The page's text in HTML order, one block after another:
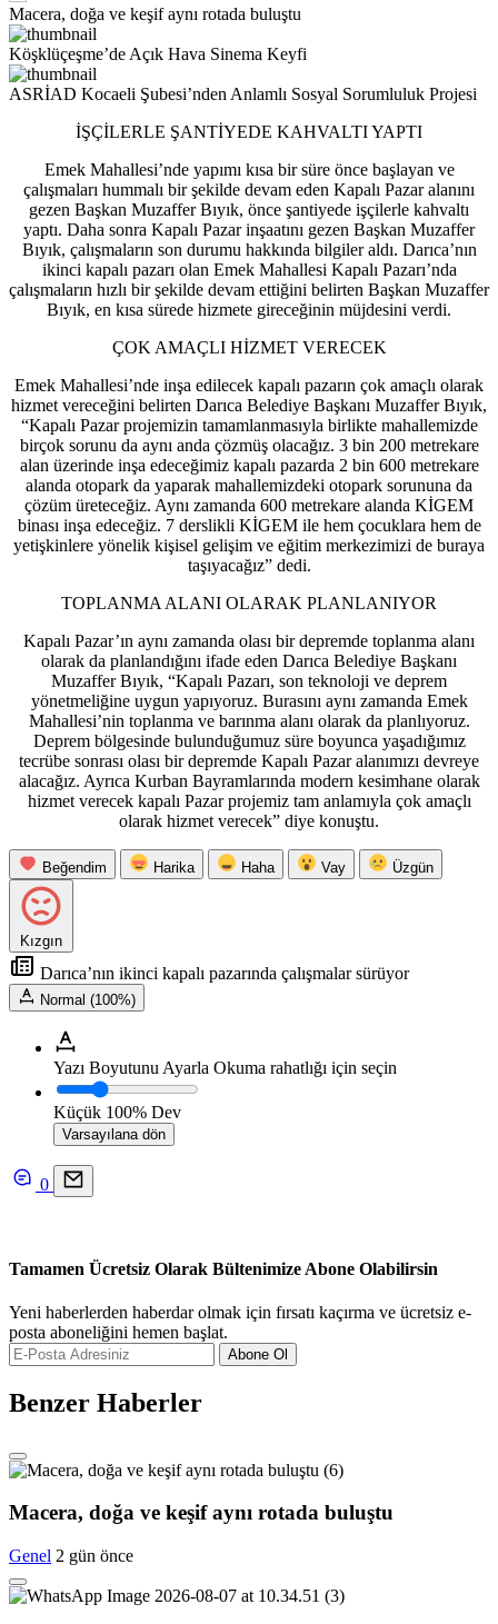
Macera, doğa ve keşif aynı rotada buluştu
Köşklüçeşme’de Açık Hava Sinema Keyfi
ASRİAD Kocaeli Şubesi’nden Anlamlı Sosyal Sorumluluk Projesi
İŞÇİLERLE ŞANTİYEDE KAHVALTI YAPTI
Emek Mahallesi’nde yapımı kısa bir süre önce başlayan ve
çalışmaları hummalı bir şekilde devam eden Kapalı Pazar alanını
gezen Başkan Muzaffer Bıyık, önce şantiyede işçilerle kahvaltı
yaptı. Daha sonra Kapalı Pazar inşaatını gezen Başkan Muzaffer
Bıyık, çalışmaların son durumu hakkında bilgiler aldı. Darıca’nın
ikinci kapalı pazarı olan Emek Mahallesi Kapalı Pazarı’nda
çalışmaların hızlı bir şekilde devam ettiğini belirten Başkan Muzaffer
Bıyık, en kısa sürede hizmete gireceğinin müjdesini verdi.
ÇOK AMAÇLI HİZMET VERECEK
Emek Mahallesi’nde inşa edilecek kapalı pazarın çok amaçlı olarak
hizmet vereceğini belirten Darıca Belediye Başkanı Muzaffer Bıyık,
“Kapalı Pazar projemizin tamamlanmasıyla birlikte mahallemizde
birçok sorunu da aynı anda çözmüş olacağız. 3 bin 200 metrekare
alan üzerinde inşa edeceğimiz kapalı pazarda 2 bin 600 metrekare
alanda otopark da yaparak mahallemizdeki otopark sorununa da
çözüm üreteceğiz. Aynı zamanda 600 metrekare alanda KİGEM
binası inşa edeceğiz. 7 derslikli KİGEM ile hem çocuklara hem de
yetişkinlere yönelik kişisel gelişim ve eğitim merkezimizi de buraya
taşıyacağız” dedi.
TOPLANMA ALANI OLARAK PLANLANIYOR
Kapalı Pazar’ın aynı zamanda olası bir depremde toplanma alanı
olarak da planlandığını ifade eden Darıca Belediye Başkanı
Muzaffer Bıyık, “Kapalı Pazarı, son teknoloji ve deprem
yönetmeliğine uygun yapıyoruz. Burasını aynı zamanda Emek
Mahallesi’nin toplanma ve barınma alanı olarak da planlıyoruz.
Deprem bölgesinde bulunduğumuz süre boyunca yaşadığımız
tecrübe sonrası olası bir depremde Kapalı Pazar alanımızı devreye
alacağız. Ayrıca Kurban Bayramlarında modern kesimhane olarak
hizmet verecek kapalı Pazar projemiz tam anlamıyla çok amaçlı
olarak hizmet verecek” diye konuştu.
Beğendim Harika Haha Vay Üzgün
Kızgın
Darıca’nın ikinci kapalı pazarında çalışmalar sürüyor
Normal (100%)
Yazı Boyutunu Ayarla Okuma rahatlığı için seçin
Küçük 100% Dev
Varsayılana dön
0
Tamamen Ücretsiz Olarak Bültenimize Abone Olabilirsin
Yeni haberlerden haberdar olmak için fırsatı kaçırma ve ücretsiz e-
posta aboneliğini hemen başlat.
Abone Ol
Benzer Haberler
Macera, doğa ve keşif aynı rotada buluştu
Genel 2 gün önce